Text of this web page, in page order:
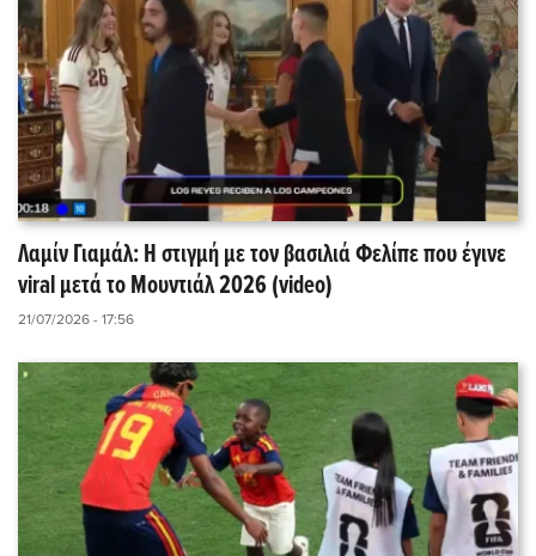
Λαμίν Γιαμάλ: Η στιγμή με τον βασιλιά Φελίπε που έγινε
viral μετά το Μουντιάλ 2026 (video)
21/07/2026 - 17:56